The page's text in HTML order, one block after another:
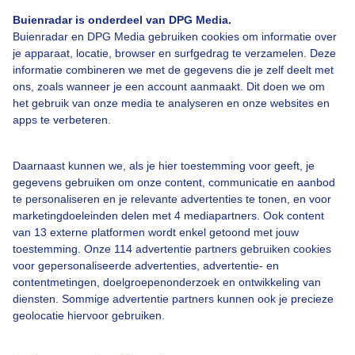
Buienradar is onderdeel van DPG Media.
Buienradar en DPG Media gebruiken cookies om informatie over
je apparaat, locatie, browser en surfgedrag te verzamelen. Deze
informatie combineren we met de gegevens die je zelf deelt met
ons, zoals wanneer je een account aanmaakt. Dit doen we om
het gebruik van onze media te analyseren en onze websites en
apps te verbeteren.
Daarnaast kunnen we, als je hier toestemming voor geeft, je
gegevens gebruiken om onze content, communicatie en aanbod
te personaliseren en je relevante advertenties te tonen, en voor
marketingdoeleinden delen met 4 mediapartners. Ook content
van 13 externe platformen wordt enkel getoond met jouw
toestemming. Onze 114 advertentie partners gebruiken cookies
voor gepersonaliseerde advertenties, advertentie- en
contentmetingen, doelgroepenonderzoek en ontwikkeling van
diensten. Sommige advertentie partners kunnen ook je precieze
geolocatie hiervoor gebruiken.
Bekijk slideshow
Een moment geduld aub...
Over Buienradar